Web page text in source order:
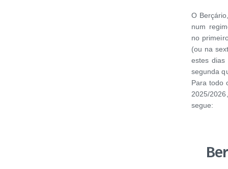
O
num
no
(ou na
estes dias
segunda
Para todo
2025/
segue: